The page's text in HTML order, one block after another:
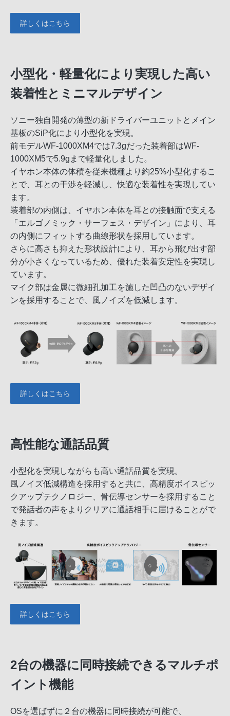
詳しくはこちら
小型化・軽量化により実現した高い
装着性とミニマルデザイン
ソニー独自開発の薄型の新ドライバーユニットとメイン
基板のSiP化により小型化を実現。
前モデルWF-1000XM4では7.3gだった装着部はWF-
1000XM5で5.9gまで軽量化しました。
イヤホン本体の体積を従来機種より約25%小型化するこ
とで、耳との干渉を軽減し、快適な装着性を実現してい
ます。
装着部の内側は、イヤホン本体を耳との接触面で支える
「エルゴノミック・サーフェス・デザイン」により、耳
の内側にフィットする曲線形状を採用しています。
さらに高さも抑えた形状設計により、耳から飛び出す部
分が小さくなっているため、優れた装着安定性を実現し
ています。
マイク部は金属に微細孔加工を施した凹凸のないデザイ
ンを採用することで、風ノイズを低減します。
詳しくはこちら
高性能な通話品質
小型化を実現しながらも高い通話品質を実現。
風ノイズ低減構造を採用すると共に、高精度ボイスピッ
クアップテクノロジー、骨伝導センサーを採用すること
で発話者の声をよりクリアに通話相手に届けることがで
きます。
詳しくはこちら
2台の機器に同時接続できるマルチポ
イント機能
OSを選ばずに２台の機器に同時接続が可能で、